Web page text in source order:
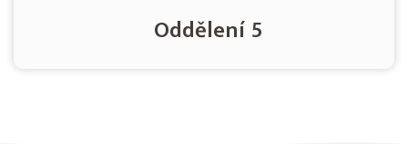
Oddělení 5